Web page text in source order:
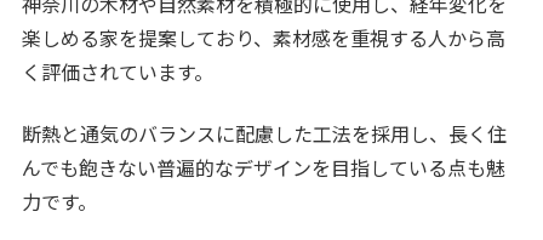
楽しめる家を提案しており、素材感を重視する人から高
く評価されています。
断熱と通気のバランスに配慮した工法を採用し、長く住
んでも飽きない普遍的なデザインを目指している点も魅
力です。